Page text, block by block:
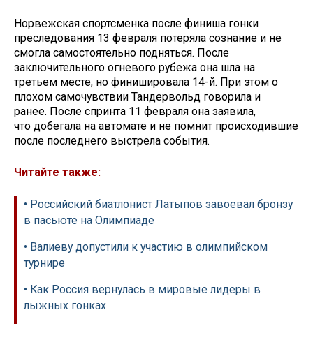
Норвежская спортсменка после финиша гонки
преследования 13 февраля потеряла сознание и не
смогла самостоятельно подняться. После
заключительного огневого рубежа она шла на
третьем месте, но финишировала 14-й. При этом о
плохом самочувствии Тандервольд говорила и
ранее. После спринта 11 февраля она заявила,
что добегала на автомате и не помнит происходившие
после последнего выстрела события.
Читайте также:
• Российский биатлонист Латыпов завоевал бронзу
в пасьюте на Олимпиаде
• Валиеву допустили к участию в олимпийском
турнире
• Как Россия вернулась в мировые лидеры в
лыжных гонках